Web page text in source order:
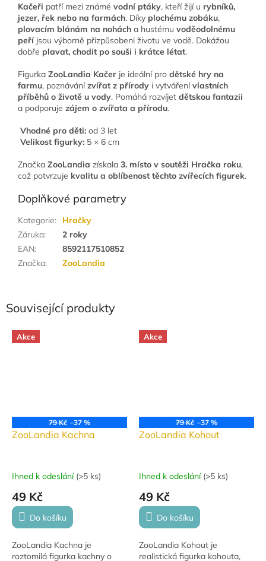
Související produkty
Akce
79 Kč –37 %
ZooLandia Kachna
Ihned k odeslání (>5 ks)
49 Kč
Do košíku
ZooLandia Kachna je
roztomilá figurka kachny o
Akce
79 Kč –37 %
ZooLandia Kohout
Ihned k odeslání (>5 ks)
49 Kč
Do košíku
ZooLandia Kohout je
realistická figurka kohouta,
Kačeři patří mezi známé vodní ptáky, kteří žijí u rybníků,
jezer, řek nebo na farmách. Díky plochému zobáku,
plovacím blánám na nohách a hustému voděodolnému
peří jsou výborně přizpůsobeni životu ve vodě. Dokážou
dobře plavat, chodit po souši i krátce létat.
Figurka ZooLandia Kačer je ideální pro dětské hry na
farmu, poznávánízvířat z přírody i vytvářenívlastních
příběhů o životě u vody. Pomáhá rozvíjet dětskou fantazii
a podporuje zájem o zvířata a přírodu.
Vhodné pro děti: od 3 let
Velikost figurky: 5 × 6 cm
Značka ZooLandia získala 3. místo v soutěži Hračka roku,
což potvrzuje kvalitu a oblíbenost těchto zvířecích figurek.
Doplňkové parametry
Kategorie:
Hračky
Záruka:
2 roky
EAN:
8592117510852
Značka: ZooLandia